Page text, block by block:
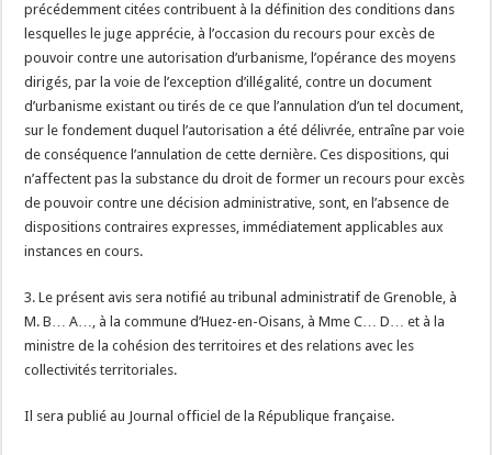
précédemment citées contribuent à la définition des conditions dans
lesquelles le juge apprécie, à l’occasion du recours pour excès de
pouvoir contre une autorisation d’urbanisme, l’opérance des moyens
dirigés, par la voie de l’exception d’illégalité, contre un document
d’urbanisme existant ou tirés de ce que l’annulation d’un tel document,
sur le fondement duquel l’autorisation a été délivrée, entraîne par voie
de conséquence l’annulation de cette dernière. Ces dispositions, qui
n’affectent pas la substance du droit de former un recours pour excès
de pouvoir contre une décision administrative, sont, en l’absence de
dispositions contraires expresses, immédiatement applicables aux
instances en cours.
3. Le présent avis sera notifié au tribunal administratif de Grenoble, à
M. B… A…, à la commune d’Huez-en-Oisans, à Mme C… D… et à la
ministre de la cohésion des territoires et des relations avec les
collectivités territoriales.
Il sera publié au Journal officiel de la République française.